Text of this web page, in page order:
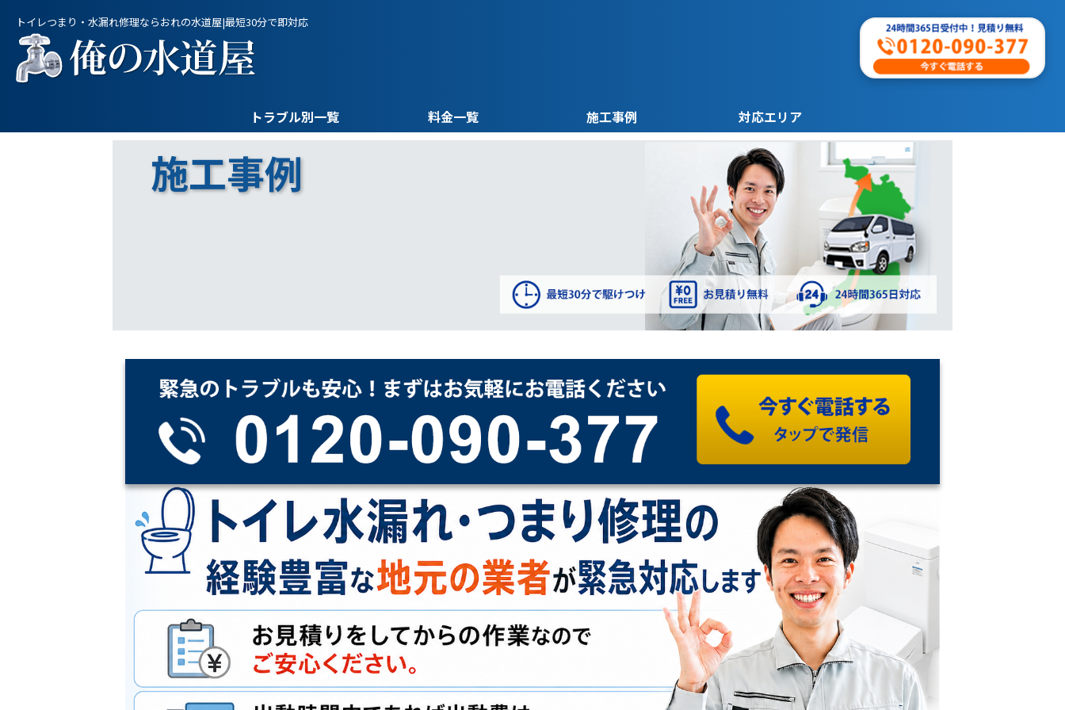
トイレつまり・水漏れ修理ならおれの水道屋|最短30分で即対応
トラブル別一覧 料金一覧 施工事例 対応エリア
施工事例